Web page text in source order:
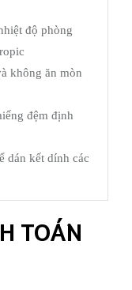
độ phòng
không ăn mòn
đệm định
dán kết dính các
TOÁN